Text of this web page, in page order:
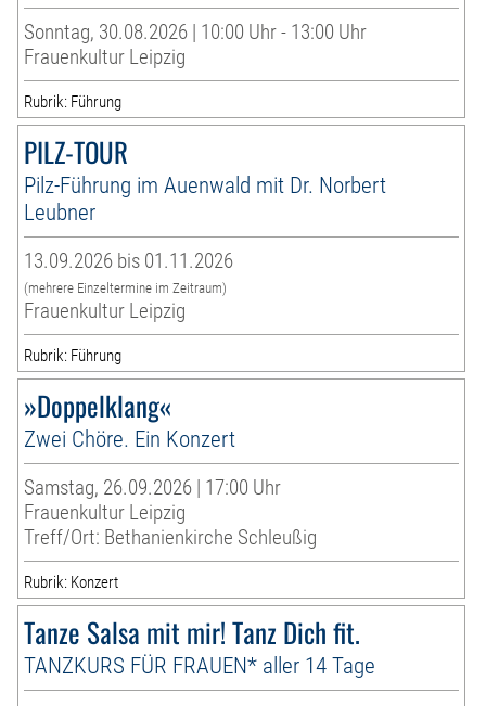
Sonntag, 30.08.2026 | 10:00 Uhr - 13:00 Uhr
Frauenkultur Leipzig
Rubrik: Führung
PILZ-TOUR
Pilz-Führung im Auenwald mit Dr. Norbert
Leubner
13.09.2026 bis 01.11.2026
(mehrere Einzeltermine im Zeitraum)
Frauenkultur Leipzig
Rubrik: Führung
»Doppelklang«
Zwei Chöre. Ein Konzert
Samstag, 26.09.2026 | 17:00 Uhr
Frauenkultur Leipzig
Treff/Ort: Bethanienkirche Schleußig
Rubrik: Konzert
Tanze Salsa mit mir! Tanz Dich fit.
TANZKURS FÜR FRAUEN* aller 14 Tage